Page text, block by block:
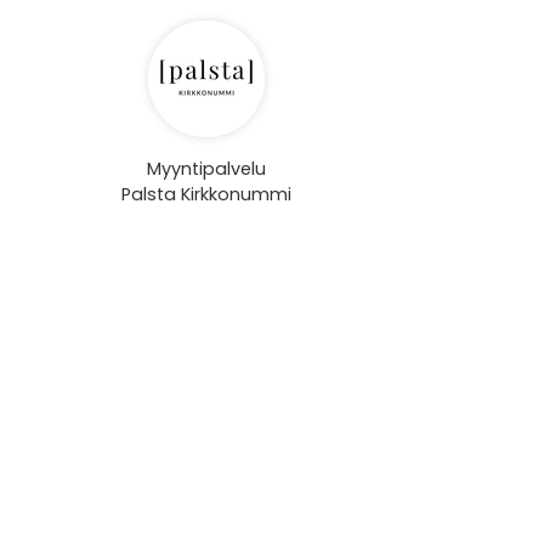
Myyntipalvelu
Palsta Kirkkonummi